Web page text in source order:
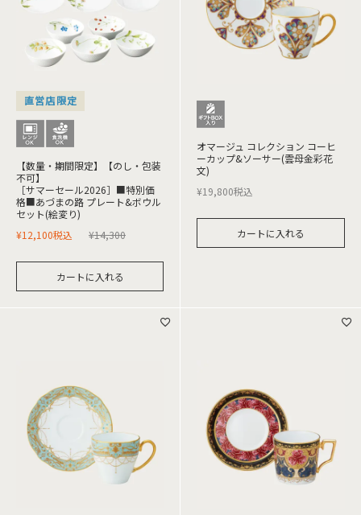
直営店限定
【数量・期間限定】【のし・包装
不可】
［サマーセール2026］■特別価
格■あづまの路 プレート&ボウル
セット(絵変り)
¥14,300
¥12,100税込
カートに入れる
オマージュ コレクション コーヒ
ーカップ&ソーサー(雲母金彩花
文)
¥19,800税込
カートに入れる